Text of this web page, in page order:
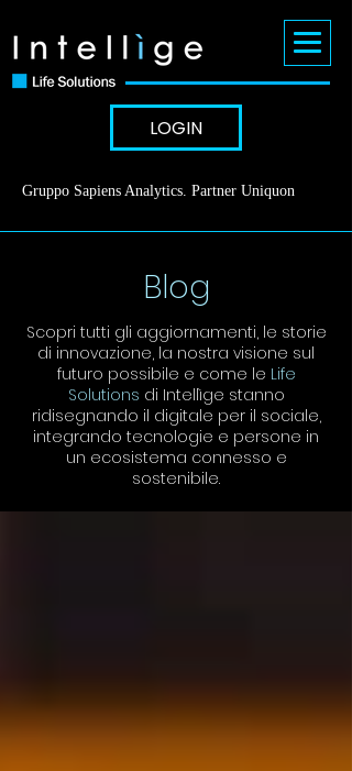
LOGIN
Gruppo Sapiens Analytics. Partner Uniquon
Blog
Scopri tutti gli aggiornamenti, le storie
di innovazione, la nostra visione sul
futuro possibile e come le Life
Solutions di Intellìge stanno
ridisegnando il digitale per il sociale,
integrando tecnologie e persone in
un ecosistema connesso e
sostenibile.